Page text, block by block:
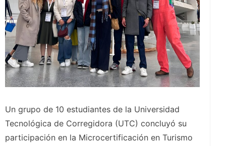
Un grupo de 10 estudiantes de la Universidad
Tecnológica de Corregidora (UTC) concluyó su
participación en la Microcertificación en Turismo